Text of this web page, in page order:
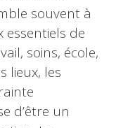
souvent à
essentiels de
soins, école,
lieux, les
d’être un